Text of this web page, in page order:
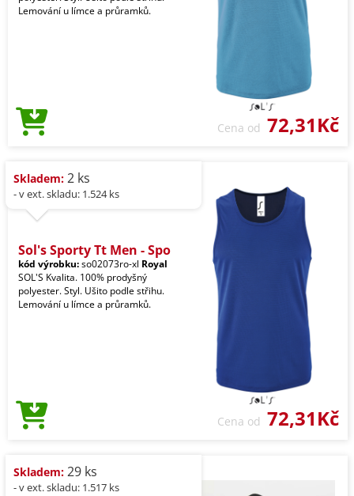
Lemování u límce a průramků.
Cena od 72,31Kč
Skladem: 2 ks
- v ext. skladu: 1.524 ks
Sol's Sporty Tt Men - Spo
kód výrobku:so02073ro-xl Royal
SOL'S Kvalita. 100% prodyšný
polyester. Styl. Ušito podle střihu.
Lemování u límce a průramků.
Cena od 72,31Kč
Skladem: 29 ks
- v ext. skladu: 1.517 ks